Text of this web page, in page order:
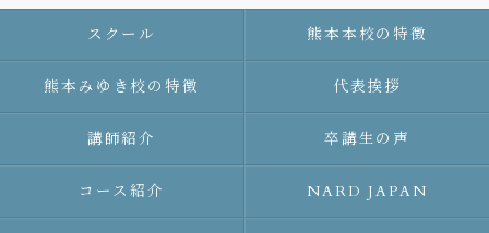
スクール 熊本本校の特徴
熊本みゆき校の特徴 代表挨拶
講師紹介 卒講生の声
コース紹介 NARD JAPAN